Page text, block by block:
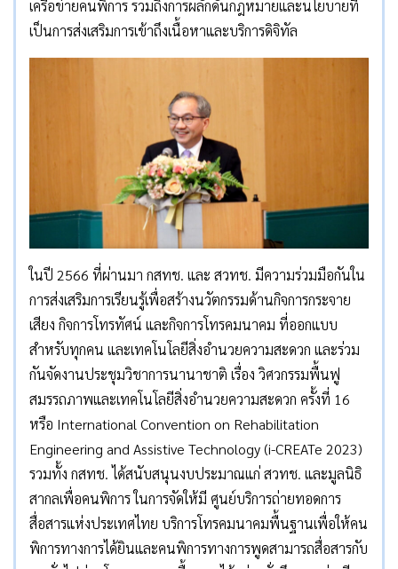
เครือข่ายคนพิการ รวมถึงการผลักดันกฎหมายและนโยบายที่
เป็นการส่งเสริมการเข้าถึงเนื้อหาและบริการดิจิทัล
ในปี 2566 ที่ผ่านมา กสทช. และ สวทช. มีความร่วมมือกันใน
การส่งเสริมการเรียนรู้เพื่อสร้างนวัตกรรมด้านกิจการกระจาย
เสียง กิจการโทรทัศน์ และกิจการโทรคมนาคม ที่ออกแบบ
สำหรับทุกคน และเทคโนโลยีสิ่งอำนวยความสะดวก และร่วม
กันจัดงานประชุมวิชาการนานาชาติ เรื่อง วิศวกรรมพื้นฟู
สมรรถภาพและเทคโนโลยีสิ่งอำนวยความสะดวก ครั้งที่ 16
หรือ International Convention on Rehabilitation
Engineering and Assistive Technology (i-CREATe 2023)
รวมทั้ง กสทช. ได้สนับสนุนงบประมาณแก่ สวทช. และมูลนิธิ
สากลเพื่อคนพิการ ในการจัดให้มี ศูนย์บริการถ่ายทอดการ
สื่อสารแห่งประเทศไทย บริการโทรคมนาคมพื้นฐานเพื่อให้คน
พิการทางการได้ยินและคนพิการทางการพูดสามารถสื่อสารกับ